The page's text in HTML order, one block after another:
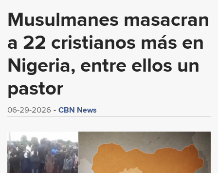
Musulmanes masacran
a 22 cristianos más en
Nigeria, entre ellos un
pastor
06-29-2026 CBN News